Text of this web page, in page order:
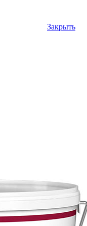
Закрыть